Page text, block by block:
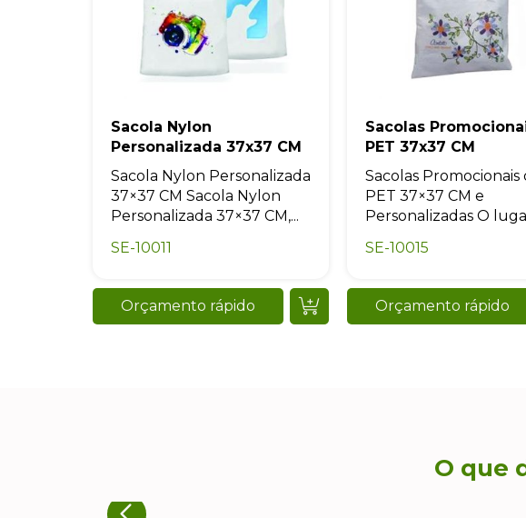
Sacola Nylon
Personalizada 37x37 CM
Sacola Nylon Personalizada
37×37 CM Sacola Nylon
Personalizada 37×37 CM,...
SE-10011
Orçamento rápido
Sacolas
PET 37x37 CM
Sacolas Promocionais
PET 37×37 CM e
Personalizadas O
SE-10015
Orçamento rápido
O que